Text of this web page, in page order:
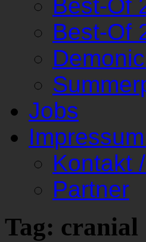
Best-Of
Best-Of
Jobs
Kontakt
Partner
Tag: cranial